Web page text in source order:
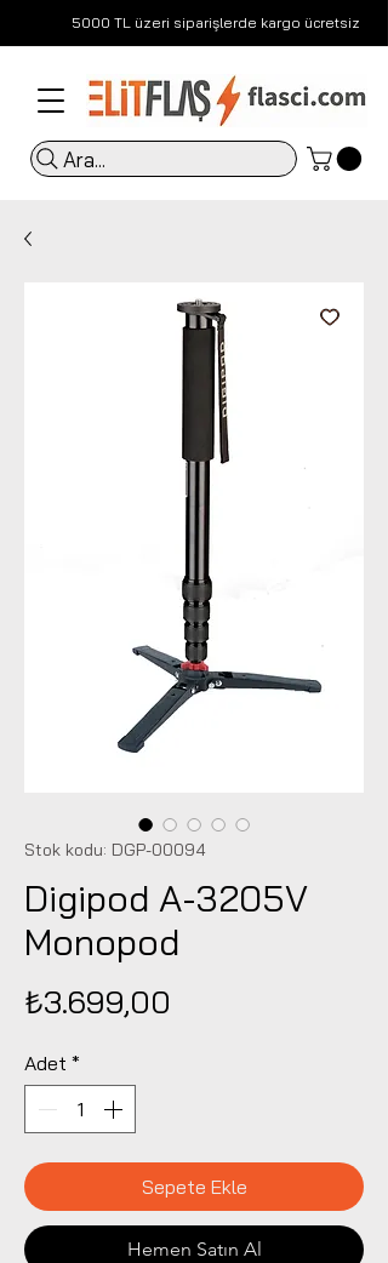
5000 TL üzeri siparişlerde kargo ücretsiz
Ara...
Stok kodu: DGP-00094
Digipod A-3205V
Monopod
₺3.699,00
Adet *
Sepete Ekle
Hemen Satın Al